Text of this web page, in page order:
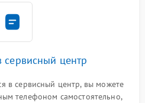
центр
в сервисный центр, вы можете
телефоном самостоятельно,